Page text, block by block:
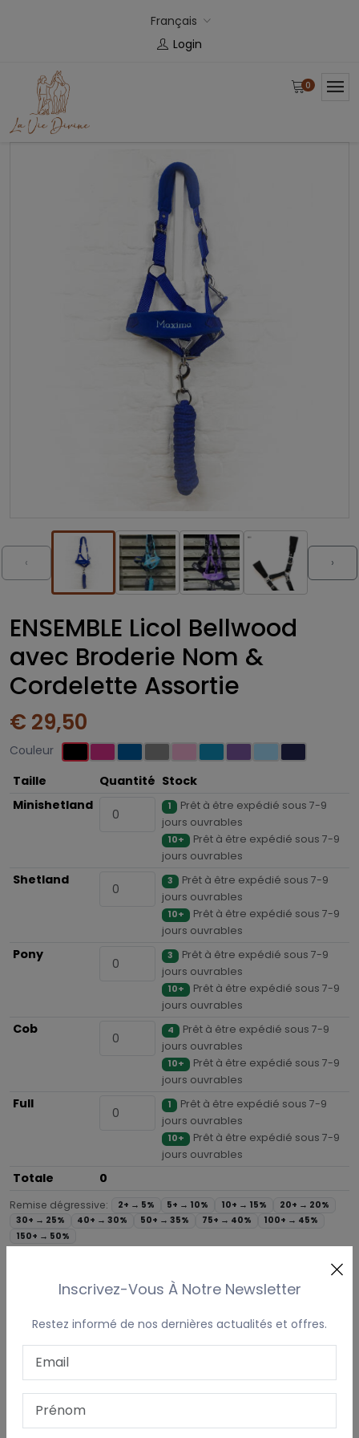
Français
Login
0
‹ ›
ENSEMBLE Licol Bellwood
avec Broderie Nom &
Cordelette Assortie
€ 29,50
Couleur
Taille
Quantité Stock
Minishetland
1
Prêt à être expédié sous 7-9
jours ouvrables
10+
Prêt à être expédié sous 7-9
jours ouvrables
Shetland 3
Prêt à être expédié sous 7-9
jours ouvrables
10+
Prêt à être expédié sous 7-9
jours ouvrables
Pony 3
Prêt à être expédié sous 7-9
jours ouvrables
10+
Prêt à être expédié sous 7-9
jours ouvrables
Cob 4
Prêt à être expédié sous 7-9
jours ouvrables
10+
Prêt à être expédié sous 7-9
jours ouvrables
Full 1
Prêt à être expédié sous 7-9
jours ouvrables
10+
Prêt à être expédié sous 7-9
jours ouvrables
Totale 0
Remise dégressive: 2+ → 5% 5+ → 10% 10+ → 15% 20+ → 20%
30+ → 25% 40+ →30% 50+ →35% 75+ → 40% 100+ → 45%
150+ → 50%
Que souhaitez-vous faire broder sur votre licol ?
Ajouter Au Panier
DÉSCRIPTION
Inscrivez-Vous À Notre Newsletter
Restez informé de nos dernières actualités et offres.